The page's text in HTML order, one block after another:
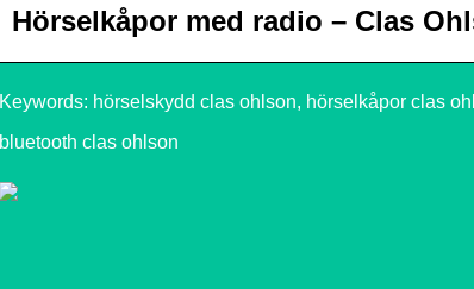
Hörselkåpor med radio – Clas
Keywords: hörselskydd clas ohlson, hörselkåpor clas
bluetooth clas ohlson